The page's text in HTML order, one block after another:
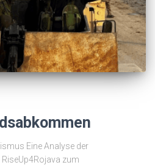
Eine Analyse der
zum